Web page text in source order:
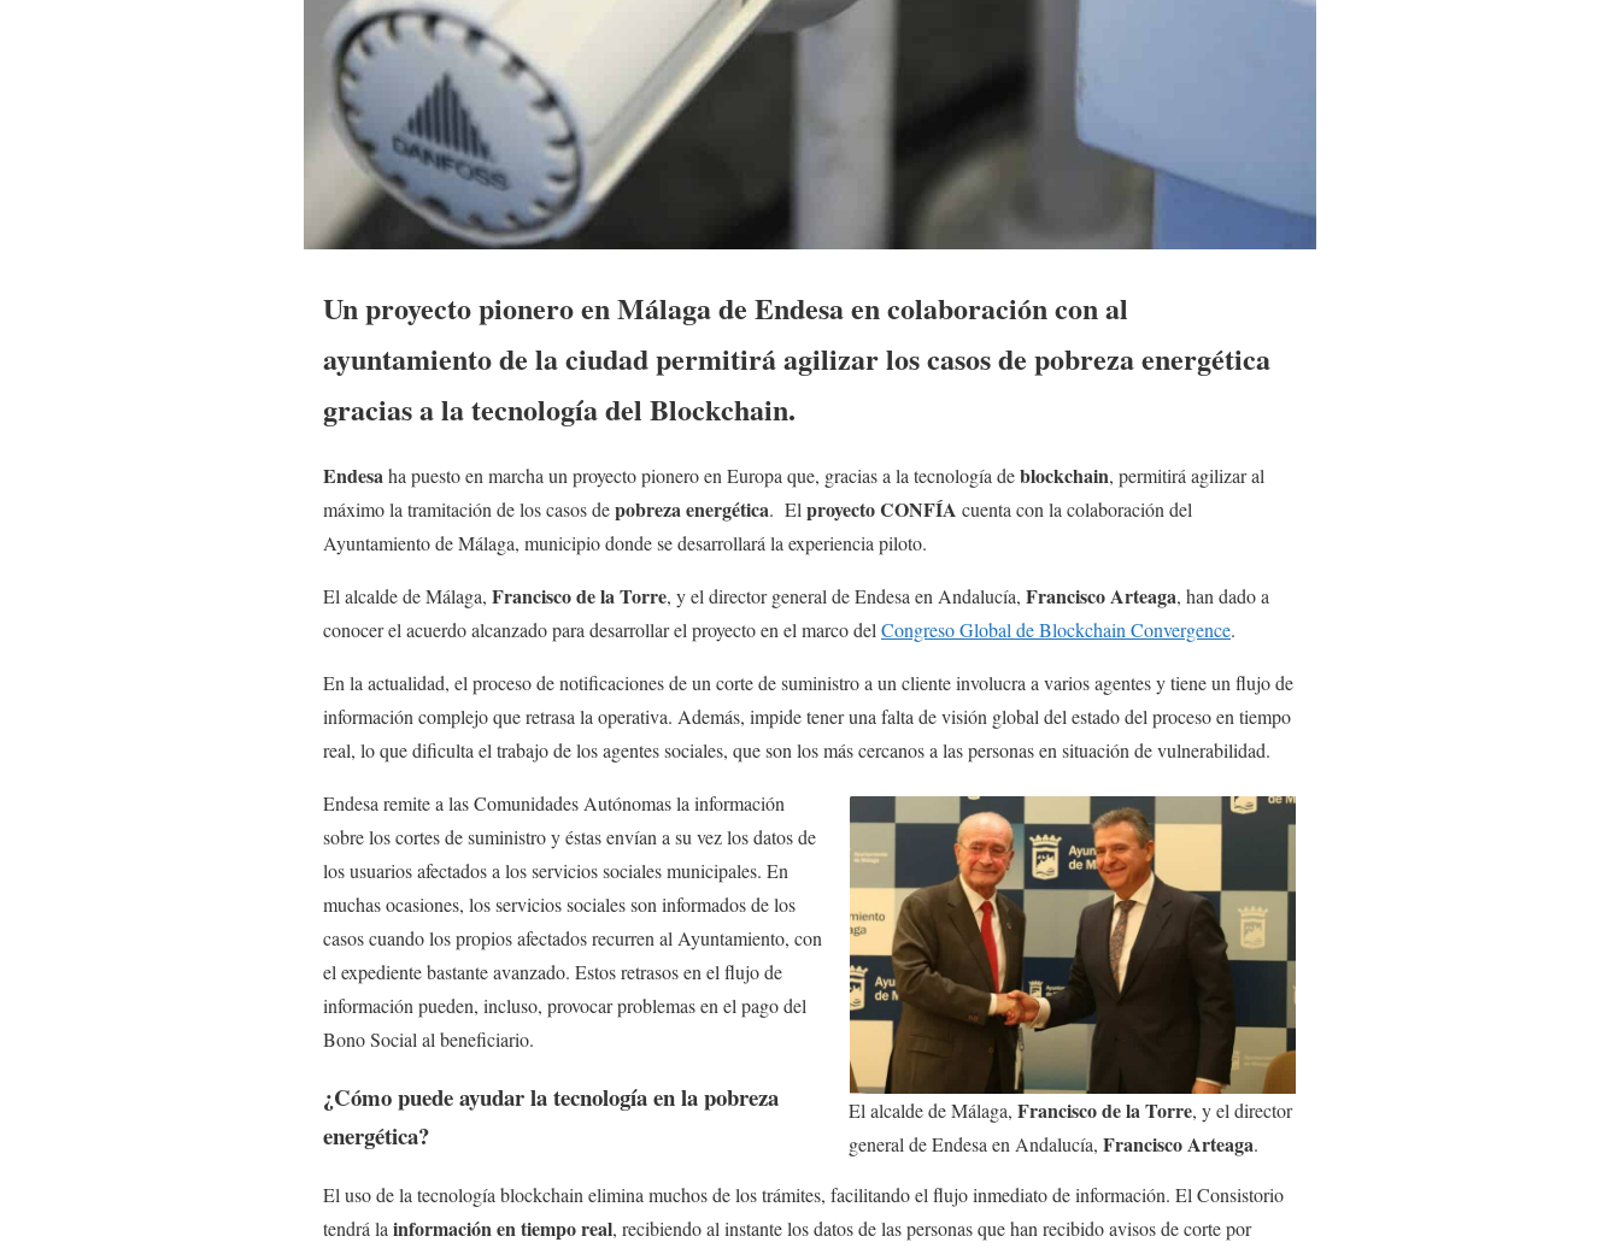
Un proyecto pionero en Málaga de Endesa en colaboración con al
ayuntamiento de la ciudad permitirá agilizar los casos de pobreza energética
gracias a la tecnología del Blockchain.
Endesaha puesto en marcha un proyecto pionero en Europa que, gracias a la tecnología deblockchain, permitirá agilizar al
máximo la tramitación de los casos depobreza energética. El proyecto CONFÍA cuenta con la colaboración del
Ayuntamiento de Málaga, municipio donde se desarrollará la experiencia piloto.
El alcalde de Málaga, Francisco de la Torre, y el director general de Endesa en Andalucía, Francisco Arteaga, han dado a
conocer el acuerdo alcanzado para desarrollar el proyecto en el marco del Congreso Global de Blockchain Convergence.
En la actualidad, el proceso de notificaciones de un corte de suministro a un cliente involucra a varios agentes y tiene un flujo de
información complejo que retrasa la operativa. Además, impide tener una falta de visión global del estado del proceso en tiempo
real, lo que dificulta el trabajo de los agentes sociales, que son los más cercanos a las personas en situación de vulnerabilidad.
El alcalde de Málaga, Francisco de la Torre, y el director
general de Endesa en Andalucía, Francisco Arteaga.
Endesa remite a las Comunidades Autónomas la información
sobre los cortes de suministro y éstas envían a su vez los datos de
los usuarios afectados a los servicios sociales municipales. En
muchas ocasiones, los servicios sociales son informados de los
casos cuando los propios afectados recurren al Ayuntamiento, con
el expediente bastante avanzado. Estos retrasos en el flujo de
información pueden, incluso, provocar problemas en el pago del
Bono Social al beneficiario.
¿Cómo puede ayudar la tecnología en la pobreza
energética?
El uso de la tecnología blockchain elimina muchos de los trámites, facilitando el flujo inmediato de información. El Consistorio
tendrá la información en tiempo real, recibiendo al instante los datos de las personas que han recibido avisos de corte por